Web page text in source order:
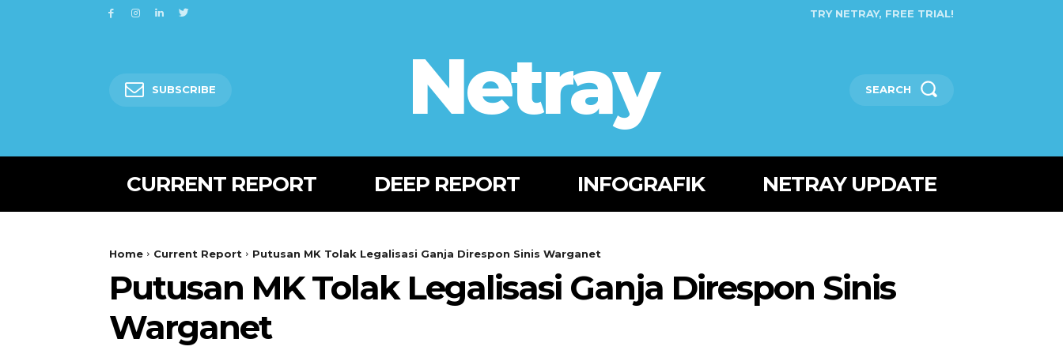
TRY NETRAY, FREE TRIAL!
SUBSCRIBE Netray SEARCH
CURRENT REPORT DEEP REPORT INFOGRAFIK NETRAY UPDATE
Home Current Report Putusan MK Tolak Legalisasi Ganja Direspon Sinis Warganet
Putusan MK Tolak Legalisasi Ganja Direspon Sinis
Warganet